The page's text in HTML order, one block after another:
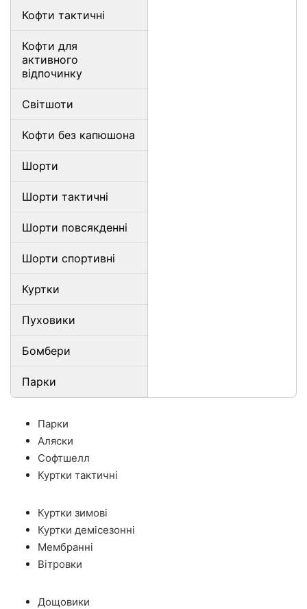
Кофти тактичні
Кофти для
активного
відпочинку
Світшоти
Кофти без капюшона
Шорти
Шорти тактичні
Шорти повсякденні
Шорти спортивні
Куртки
Пуховики
Бомбери
Парки
Парки
Аляски
Софтшелл
Куртки тактичні
Куртки зимові
Куртки демісезонні
Мембранні
Вітровки
Дощовики